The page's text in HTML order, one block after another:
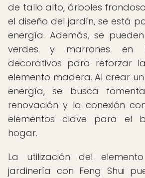
de tallo alto, árboles
el diseño del jardín, se está
energía. Además, se
verdes y marrones en
decorativos para reforzar
elemento madera. Al crear
energía, se busca
renovación y la conexión
elementos clave para el
hogar.
La utilización del
jardinería con Feng Shui